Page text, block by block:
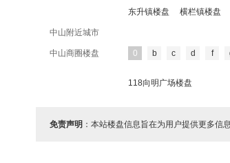
东升镇楼盘 横栏镇楼盘
中山附近城市
中山商圈楼盘 0 b c d f
118向明广场楼盘
免责声明 ：本站楼盘信息旨在为用户提供更多信